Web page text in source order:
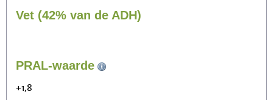
Vet (42% van de ADH)
PRAL-waarde
+1,8
Zitten, tv kijken